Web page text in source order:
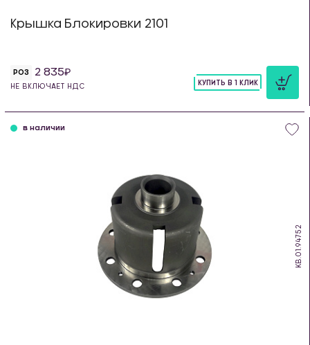
Крышка Блокировки 2101
РОЗ 2 835
НЕ ВКЛЮЧАЕТ НДС
КУПИТЬ В 1 КЛИК
KB.01.94752
в наличии